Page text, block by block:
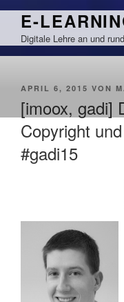
Zum
springen
E-
Digitale Lehre an und
VERÖFFENTLICHT
APRIL 6, 2015 VON
[imoox, gadi]
Copyright
#gadi15